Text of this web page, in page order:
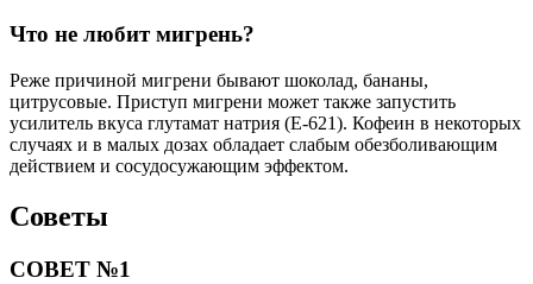
Что не любит мигрень?
Реже причиной мигрени бывают шоколад, бананы,
цитрусовые. Приступ мигрени может также запустить
усилитель вкуса глутамат натрия (Е-621). Кофеин в некоторых
случаях и в малых дозах обладает слабым обезболивающим
действием и сосудосужающим эффектом.
Советы
СОВЕТ №1